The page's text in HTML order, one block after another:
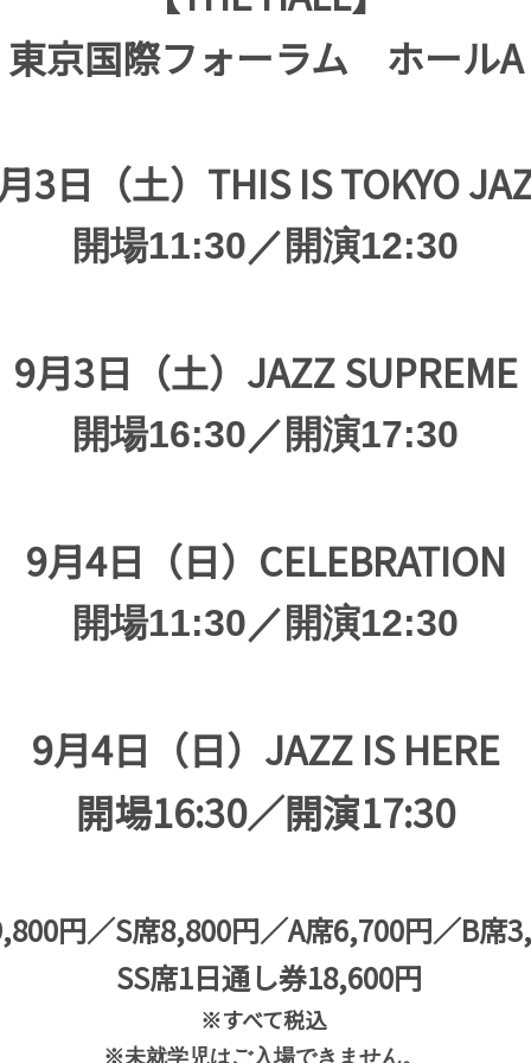
東京国際フォーラム ホールA
3日（土）THIS IS TOKYO
開場11:30／開演12:30
9月3日（土）JAZZ SUPREME
開場16:30／開演17:30
9月4日（日）CELEBRATION
開場11:30／開演12:30
9月4日（日）JAZZ IS HERE
開場16:30／開演17:30
円／S席8,800円／A席6,700円／B席
SS席1日通し券18,600円
※すべて税込
※未就学児はご入場できません。